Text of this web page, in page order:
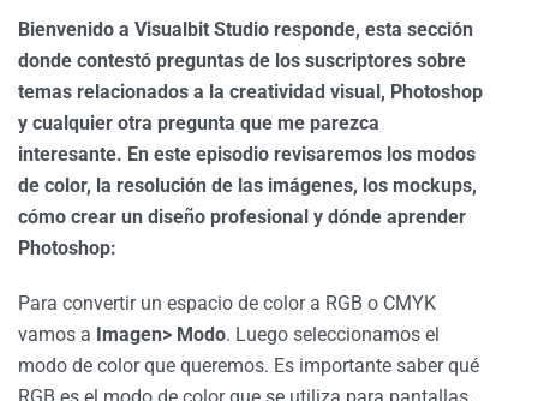
Bienvenido a Visualbit Studio responde, esta sección
donde contestó preguntas de los suscriptores sobre
temas relacionados a la creatividad visual, Photoshop
y cualquier otra pregunta que me parezca
interesante. En este episodio revisaremos los modos
de color, la resolución de las imágenes, los mockups,
cómo crear un diseño profesional y dónde aprender
Photoshop:
Para convertir un espacio de color a RGB o CMYK
vamos a Imagen> Modo. Luego seleccionamos el
modo de color que queremos. Es importante saber qué